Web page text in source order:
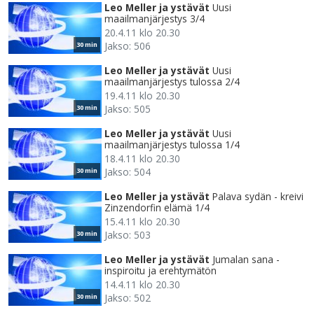
30 min
Leo Meller ja ystävät Uusi
maailmanjärjestys 3/4
20.4.11 klo 20.30
Jakso: 506
30 min
Leo Meller ja ystävät Uusi
maailmanjärjestys tulossa 2/4
19.4.11 klo 20.30
Jakso: 505
30 min
Leo Meller ja ystävät Uusi
maailmanjärjestys tulossa 1/4
18.4.11 klo 20.30
Jakso: 504
30 min
Leo Meller ja ystävät Palava sydän - kreivi
Zinzendorfin elämä 1/4
15.4.11 klo 20.30
Jakso: 503
30 min
Leo Meller ja ystävät Jumalan sana -
inspiroitu ja erehtymätön
14.4.11 klo 20.30
Jakso: 502